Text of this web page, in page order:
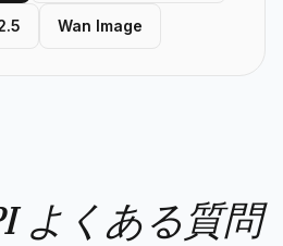
Wan Image
よくある質問